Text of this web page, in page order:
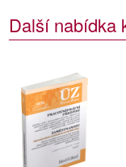
Další nabídka